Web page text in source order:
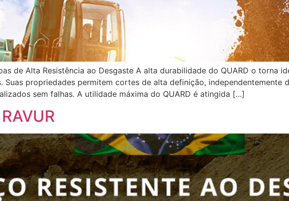
de Alta Resistência ao Desgaste A alta durabilidade do QUARD o torna
Suas propriedades permitem cortes de alta definição, independentemente
sem falhas. A utilidade máxima do QUARD é atingida […]